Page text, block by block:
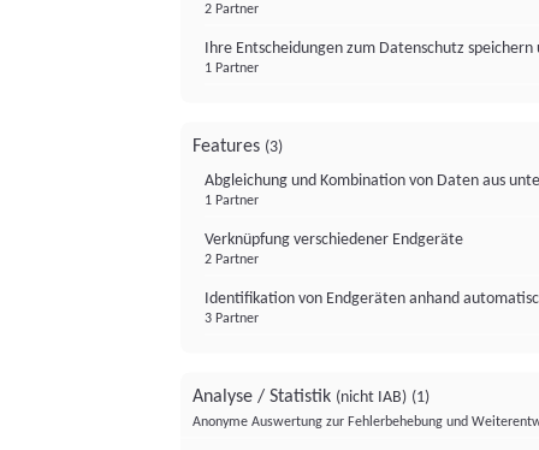
2 Partner
Ihre Entscheidungen zum Datenschutz
1 Partner
Features (3)
Abgleichung und Kombination von Daten aus
1 Partner
Verknüpfung verschiedener Endgeräte
2 Partner
Identifikation von Endgeräten anhand
3 Partner
Analyse / Statistik (nicht IAB) (1)
Anonyme Auswertung zur Fehlerbehebung und